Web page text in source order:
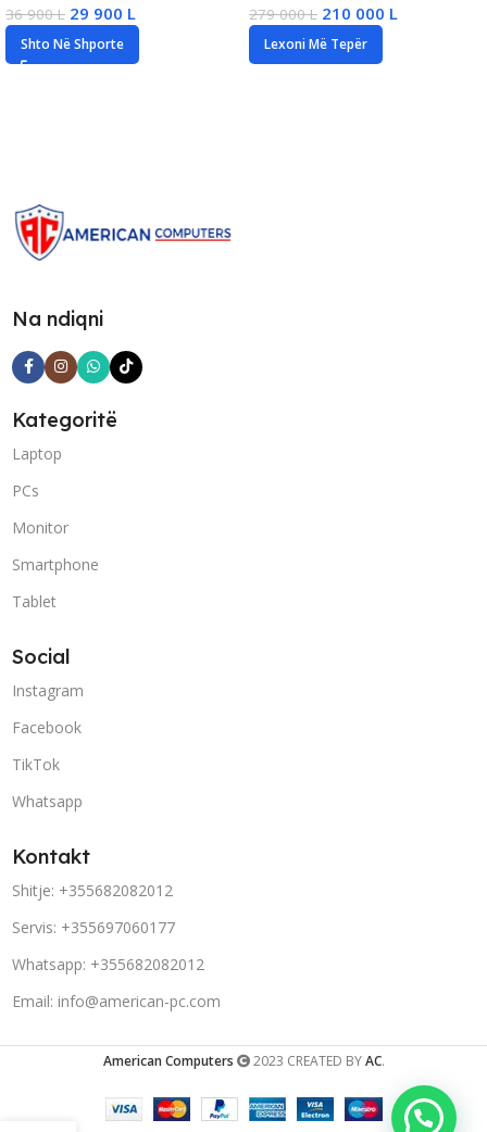
36 900L 29 900 L
Shto Në Shporte
279 000L 210 000 L
Lexoni Më Tepër
Na ndiqni
Kategoritë
Laptop
PCs
Monitor
Smartphone
Tablet
Social
Instagram
Facebook
TikTok
Whatsapp
Kontakt
Shitje: +355682082012
Servis: +355697060177
Whatsapp: +355682082012
Email: info@american-pc.com
American Computers 2023 CREATED BYAC.